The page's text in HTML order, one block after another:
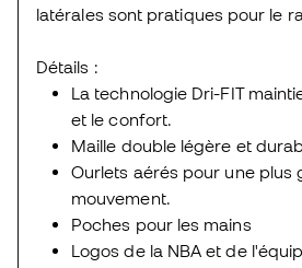
latérales sont pratiques pour le
Détails :
La technologie Dri-FIT
et le confort.
Maille double légère et
Ourlets aérés pour une plus
mouvement.
Poches pour les mains
Logos de la NBA et de